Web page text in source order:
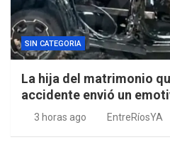
SIN CATEGORIA
La hija del matrimonio
accidente envió un
3 horas ago EntreRíosYA